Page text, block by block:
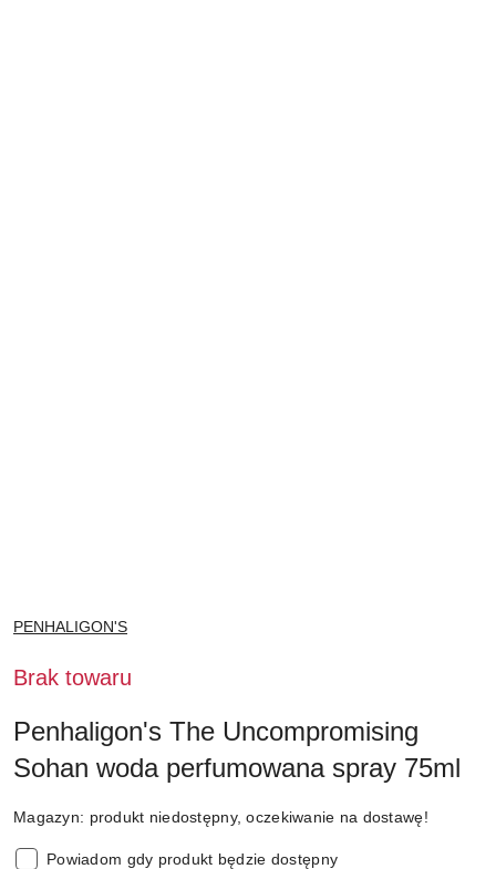
NAZWA
PRODUCENTA:
PENHALIGON'S
Brak towaru
Penhaligon's The Uncompromising
Sohan woda perfumowana spray 75ml
Magazyn: produkt niedostępny, oczekiwanie na dostawę!
Powiadom gdy produkt będzie dostępny